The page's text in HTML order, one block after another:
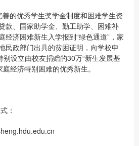
的优秀学生奖学金制度和困难学生资
款、国家助学金、勤工助学、困难补
经济困难新生入学报到“绿色通道”，家
民政部门出具的贫困证明，向学校申
别设立由校友捐赠的30万“新生发展基
经济特别困难的优秀新生。
：